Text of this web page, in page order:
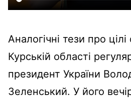
Аналогічні тези про
Курській області
президент України
Зеленський. У його